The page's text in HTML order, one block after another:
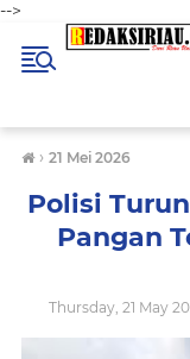
-->
› 21 Mei 2026
Polisi
Pangan
Thursday, 21 May